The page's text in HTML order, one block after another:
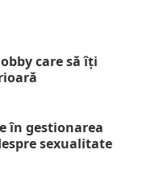
care să îți
în gestionarea
sexualitate